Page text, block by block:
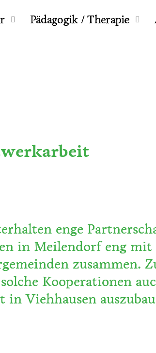
Pädagogik / Therapie
enge
in Meilendorf eng mit
zusammen.
Kooperationen
in Viehhausen